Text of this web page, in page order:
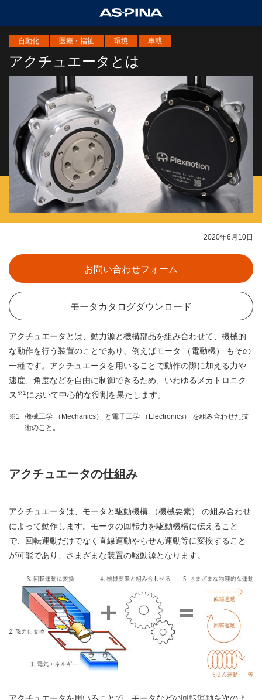
アクチュエータとは
自動化 医療・福祉 環境 車載
2020年6月10日
お問い合わせフォーム
モータカタログダウンロード
アクチュエータとは、動力源と機構部品を組み合わせて、機械的
な動作を行う装置のことであり、例えばモータ （電動機） もその
一種です。アクチュエータを用いることで動作の際に加える力や
速度、角度などを自由に制御できるため、いわゆるメカトロニク
ス ※1において中心的な役割を果たします。
※1
機械工学 （Mechanics） と電子工学 （Electronics） を組み合わせた技
術のこと。
アクチュエータの仕組み
アクチュエータは、モータと駆動機構 （機械要素） の組み合わせ
によって動作します。モータの回転力を駆動機構に伝えること
で、回転運動だけでなく直線運動やらせん運動等に変換すること
が可能であり、さまざまな装置の駆動源となります。
アクチュエータを用いることで、モータなどの回転運動を次のよ